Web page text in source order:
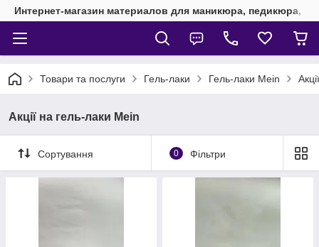
Интернет-магазин материалов для маникюра, педикюра,
Товари та послуги Гель-лаки Гель-лаки Mein
Акції на гель-лаки Mein
Сортування 0 Фільтри